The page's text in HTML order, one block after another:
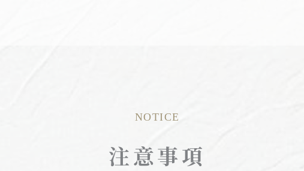
NOTICE
注意事項